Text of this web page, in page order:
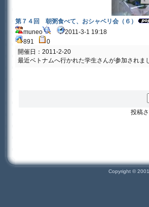
第７４回 朝粥食べて、おシャベリ会（６）
muneo
2011-3-1 19:18
891
0
開催日：2011-2-20
最近ベトナムへ行かれた学生さんが参加されま
投稿
Copyright ©